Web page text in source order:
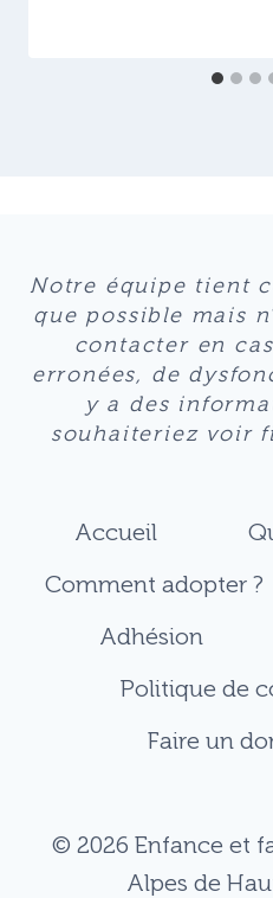
Notre équipe tient
que possible mais
contacter en
erronées, de
y a des
souhaiteriez voir
Accueil
Comment adopter ?
Adhésion
Politique de
Faire un
© 2026 Enfance et
Alpes de